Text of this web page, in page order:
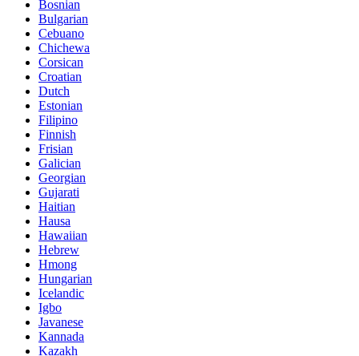
Bosnian
Bulgarian
Cebuano
Chichewa
Corsican
Croatian
Dutch
Estonian
Filipino
Finnish
Frisian
Galician
Georgian
Gujarati
Haitian
Hausa
Hawaiian
Hebrew
Hmong
Hungarian
Icelandic
Igbo
Javanese
Kannada
Kazakh